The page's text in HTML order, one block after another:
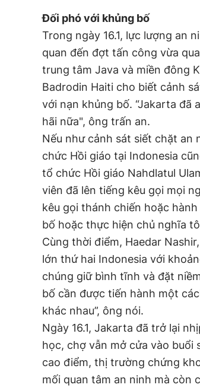
Đối phó với khủng bố
Trong ngày 16.1, lực lượng an
quan đến đợt tấn công vừa
trung tâm Java và miền đông
Badrodin Haiti cho biết cảnh
với nạn khủng bố. “Jakarta đã
hãi nữa", ông trấn an.
Nếu như cảnh sát siết chặt an
chức Hồi giáo tại Indonesia
tổ chức Hồi giáo Nahdlatul
viên đã lên tiếng kêu gọi mọi
kêu gọi thánh chiến hoặc
bố hoặc thực hiện chủ nghĩa
Cùng thời điểm, Haedar
lớn thứ hai Indonesia với
chúng giữ bình tĩnh và đặt
bố cần được tiến hành một
khác nhau”, ông nói.
Ngày 16.1, Jakarta đã trở lại
học, chợ vẫn mở cửa vào buổi
cao điểm, thị trường chứng
mối quan tâm an ninh mà còn